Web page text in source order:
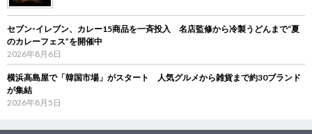
セブン‐イレブン、カレー15商品を一斉投入 名店監修から冷製うどんまで“夏
のカレーフェス”を開催中
2026年8月6日
横浜高島屋で「韓国市場」がスタート 人気グルメから雑貨まで約30ブランド
が集結
2026年8月5日